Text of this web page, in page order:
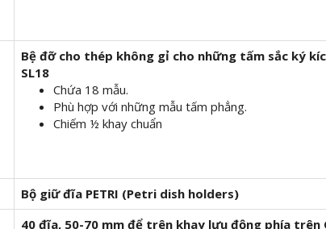
Bệ đỡ cho thép không gỉ cho những tấm sắc ký
SL18
Chứa 18 mẫu.
Phù hợp với những mẫu tấm phẳng.
Chiếm ½ khay chuẩn
Bộ giữ đĩa PETRI (Petri dish holders)
40 đĩa, 50-70 mm để trên khay lưu động phía trên